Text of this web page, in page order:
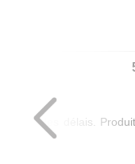
dans les délais.